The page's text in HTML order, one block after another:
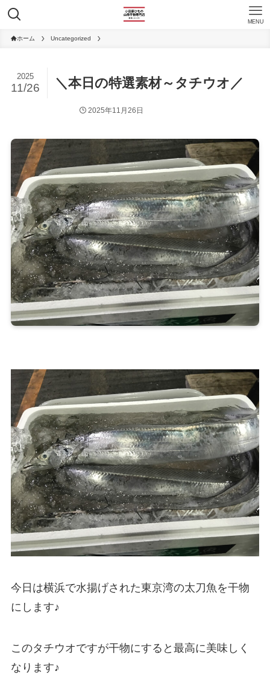
MENU
ホーム Uncategorized
＼本日の特選素材～タチウオ／
2025
11/26
2025年11月26日
今日は横浜で水揚げされた東京湾の太刀魚を干物
にします♪
このタチウオですが干物にすると最高に美味しく
なります♪